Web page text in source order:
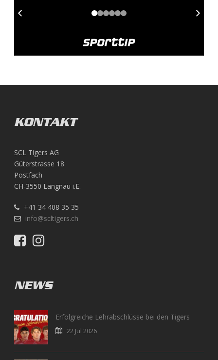
KONTAKT
SCL Tigers AG
Güterstrasse 18
Postfach
CH-3550 Langnau i.E.
+41 34 408 35 35
info@scltigers.ch
NEWS
Erfolgreiche Lehrabschlüsse bei den Tigers
22 Jul 2026